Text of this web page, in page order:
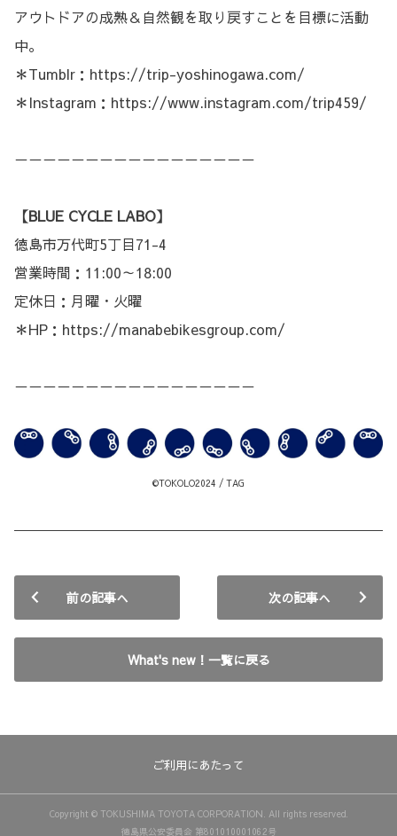
アウトドアの成熟＆自然観を取り戻すことを目標に活動
中。
＊Tumblr： https://trip-yoshinogawa.com/
＊Instagram： https://www.instagram.com/trip459/
－－－－－－－－－－－－－－－－－
【BLUE CYCLE LABO】
徳島市万代町5丁目71-4
営業時間：11:00～18:00
定休日：月曜・火曜
＊HP： https://manabebikesgroup.com/
－－－－－－－－－－－－－－－－－
©TOKOLO2024 / TAG
前の記事へ
What's new！一覧に戻る
次の記事へ
ご利用にあたって
Copyright © TOKUSHIMA TOYOTA CORPORATION. All rights reserved.
徳島県公安委員会 第801010001062号